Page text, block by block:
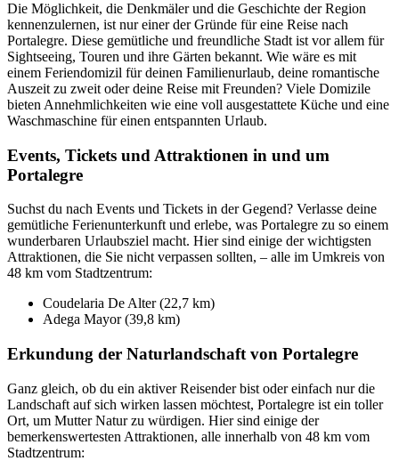
Die Möglichkeit, die Denkmäler und die Geschichte der Region
kennenzulernen, ist nur einer der Gründe für eine Reise nach
Portalegre. Diese gemütliche und freundliche Stadt ist vor allem für
Sightseeing, Touren und ihre Gärten bekannt. Wie wäre es mit
einem Feriendomizil für deinen Familienurlaub, deine romantische
Auszeit zu zweit oder deine Reise mit Freunden? Viele Domizile
bieten Annehmlichkeiten wie eine voll ausgestattete Küche und eine
Waschmaschine für einen entspannten Urlaub.
Events, Tickets und Attraktionen in und um
Portalegre
Suchst du nach Events und Tickets in der Gegend? Verlasse deine
gemütliche Ferienunterkunft und erlebe, was Portalegre zu so einem
wunderbaren Urlaubsziel macht. Hier sind einige der wichtigsten
Attraktionen, die Sie nicht verpassen sollten, – alle im Umkreis von
48 km vom Stadtzentrum:
Coudelaria De Alter (22,7 km)
Adega Mayor (39,8 km)
Erkundung der Naturlandschaft von Portalegre
Ganz gleich, ob du ein aktiver Reisender bist oder einfach nur die
Landschaft auf sich wirken lassen möchtest, Portalegre ist ein toller
Ort, um Mutter Natur zu würdigen. Hier sind einige der
bemerkenswertesten Attraktionen, alle innerhalb von 48 km vom
Stadtzentrum: